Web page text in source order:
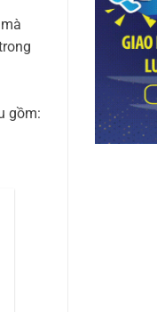
gồm: